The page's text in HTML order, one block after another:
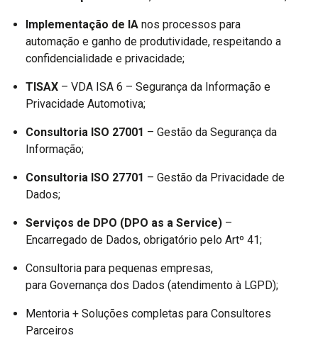
Implementação de IA nos processos para
automação e ganho de produtividade, respeitando a
confidencialidade e privacidade;
TISAX – VDA ISA 6 – Segurança da Informação e
Privacidade Automotiva;
Consultoria ISO 27001 – Gestão da Segurança da
Informação;
Consultoria ISO 27701 – Gestão da Privacidade de
Dados;
Serviços de DPO (DPO as a Service) –
Encarregado de Dados, obrigatório pelo Artº 41;
Consultoria para pequenas empresas,
para Governança dos Dados (atendimento à LGPD);
Mentoria + Soluções completas para Consultores
Parceiros